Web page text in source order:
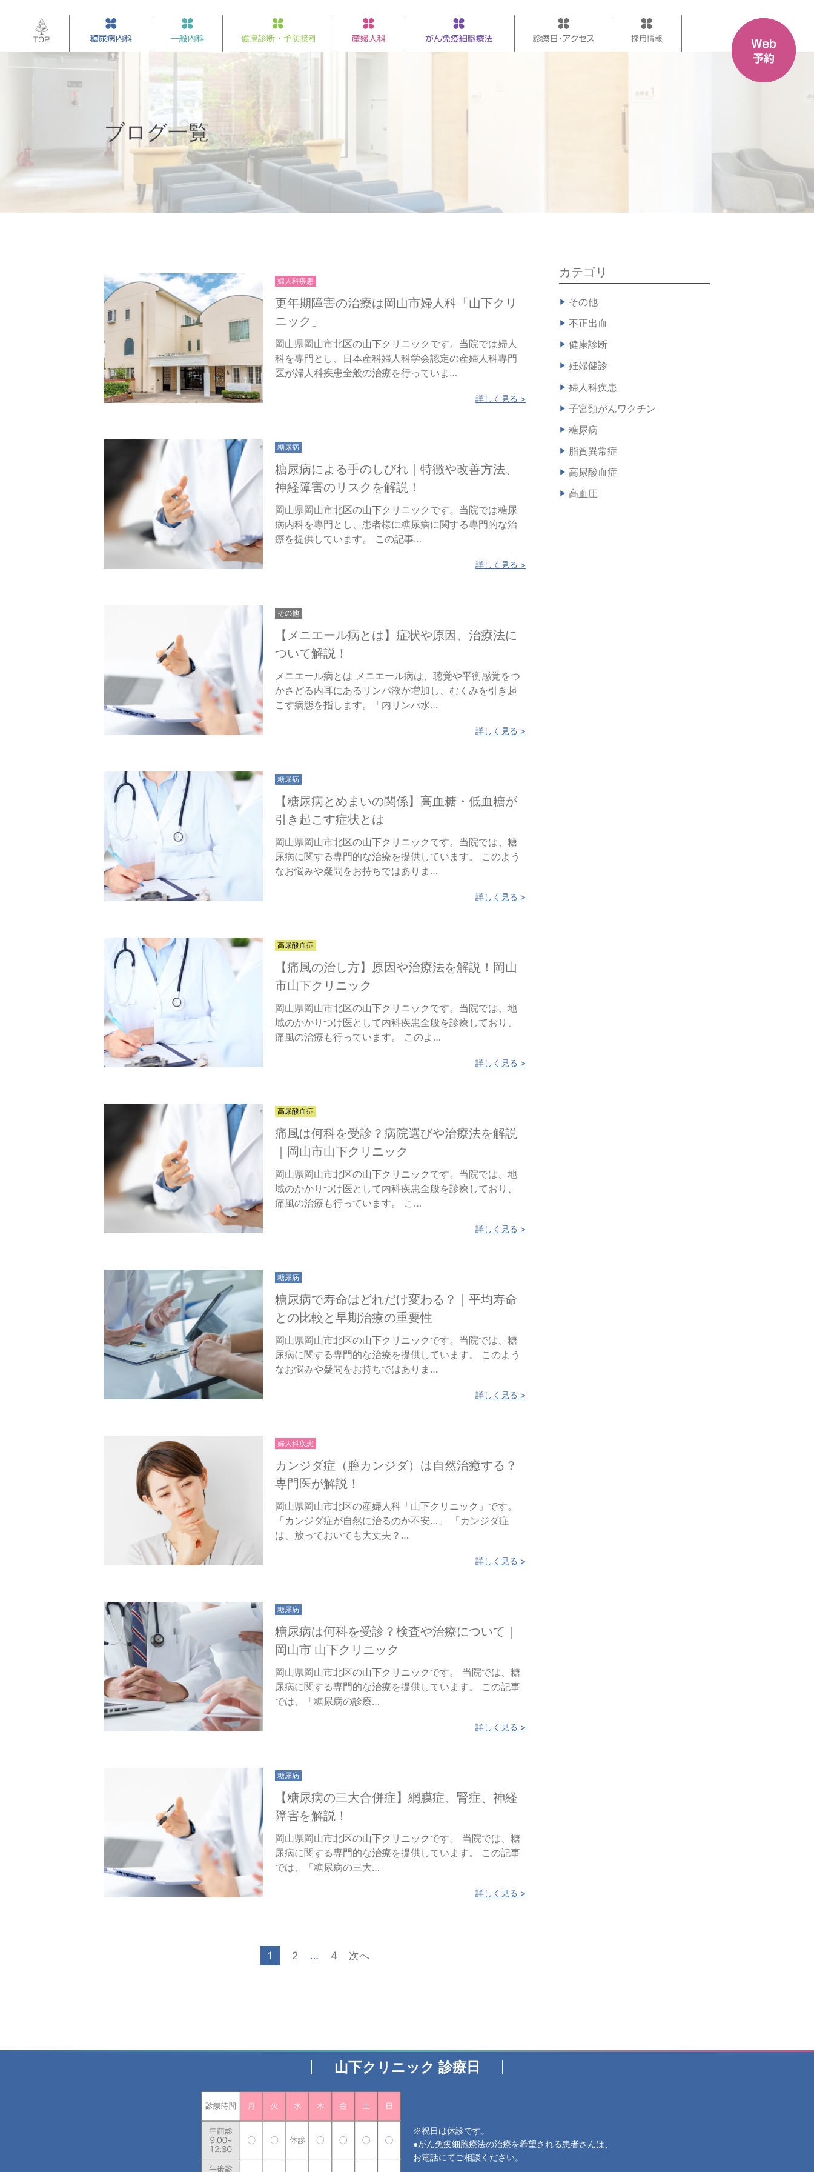
ブログ一覧
婦人科疾患
更年期障害の治療は岡山市婦人科「山下クリ
ニック」
岡山県岡山市北区の山下クリニックです。当院では婦人
科を専門とし、日本産科婦人科学会認定の産婦人科専門
医が婦人科疾患全般の治療を行っていま…
詳しく見る >
糖尿病
糖尿病による手のしびれ｜特徴や改善方法、
神経障害のリスクを解説！
岡山県岡山市北区の山下クリニックです。当院では糖尿
病内科を専門とし、患者様に糖尿病に関する専門的な治
療を提供しています。 この記事…
詳しく見る >
その他
【メニエール病とは】症状や原因、治療法に
ついて解説！
メニエール病とは メニエール病は、聴覚や平衡感覚をつ
かさどる内耳にあるリンパ液が増加し、むくみを引き起
こす病態を指します。「内リンパ水…
詳しく見る >
糖尿病
【糖尿病とめまいの関係】高血糖・低血糖が
引き起こす症状とは
岡山県岡山市北区の山下クリニックです。当院では、糖
尿病に関する専門的な治療を提供しています。 このよう
なお悩みや疑問をお持ちではありま…
詳しく見る >
高尿酸血症
【痛風の治し方】原因や治療法を解説！岡山
市山下クリニック
岡山県岡山市北区の山下クリニックです。当院では、地
域のかかりつけ医として内科疾患全般を診療しており、
痛風の治療も行っています。 このよ…
詳しく見る >
高尿酸血症
痛風は何科を受診？病院選びや治療法を解説
｜岡山市山下クリニック
岡山県岡山市北区の山下クリニックです。当院では、地
域のかかりつけ医として内科疾患全般を診療しており、
痛風の治療も行っています。 こ…
詳しく見る >
糖尿病
糖尿病で寿命はどれだけ変わる？｜平均寿命
との比較と早期治療の重要性
岡山県岡山市北区の山下クリニックです。当院では、糖
尿病に関する専門的な治療を提供しています。 このよう
なお悩みや疑問をお持ちではありま…
詳しく見る >
婦人科疾患
カンジダ症（膣カンジダ）は自然治癒する？
専門医が解説！
岡山県岡山市北区の産婦人科「山下クリニック」です。
「カンジダ症が自然に治るのか不安…」 「カンジダ症
は、放っておいても大丈夫？…
詳しく見る >
糖尿病
糖尿病は何科を受診？検査や治療について｜
岡山市 山下クリニック
岡山県岡山市北区の山下クリニックです。 当院では、糖
尿病に関する専門的な治療を提供しています。 この記事
では、「糖尿病の診療…
詳しく見る >
糖尿病
【糖尿病の三大合併症】網膜症、腎症、神経
障害を解説！
岡山県岡山市北区の山下クリニックです。 当院では、糖
尿病に関する専門的な治療を提供しています。 この記事
では、「糖尿病の三大…
詳しく見る >
1 2 … 4 次へ
カテゴリ
その他
不正出血
健康診断
妊婦健診
婦人科疾患
子宮頸がんワクチン
糖尿病
脂質異常症
高尿酸血症
高血圧
山下クリニック 診療日
※祝日は休診です。
●がん免疫細胞療法の治療を希望される患者さんは、
お電話にてご相談ください。